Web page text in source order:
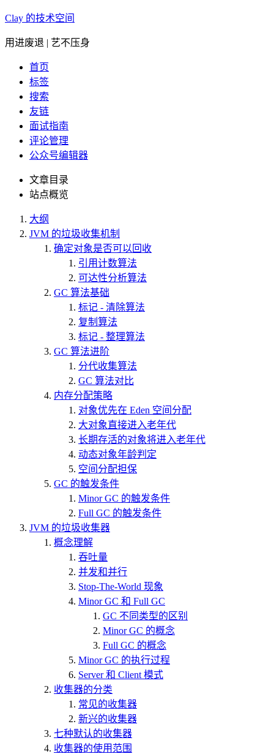
Clay 的技术空间
用进废退 | 艺不压身
首页
标签
搜索
友链
面试指南
评论管理
公众号编辑器
文章目录
站点概览
大纲
JVM 的垃圾收集机制
确定对象是否可以回收
引用计数算法
可达性分析算法
GC 算法基础
标记 - 清除算法
复制算法
标记 - 整理算法
GC 算法进阶
分代收集算法
GC 算法对比
内存分配策略
对象优先在 Eden 空间分配
大对象直接进入老年代
长期存活的对象将进入老年代
动态对象年龄判定
空间分配担保
GC 的触发条件
Minor GC 的触发条件
Full GC 的触发条件
JVM 的垃圾收集器
概念理解
吞吐量
并发和并行
Stop-The-World 现象
Minor GC 和 Full GC
GC 不同类型的区别
Minor GC 的概念
Full GC 的概念
Minor GC 的执行过程
Server 和 Client 模式
收集器的分类
常见的收集器
新兴的收集器
七种默认的收集器
收集器的使用范围